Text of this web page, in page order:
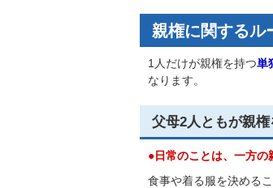
親権に関するル
1人だけが親権を持つ単
なります。
父母2人ともが親
●日常のことは、一方の
食事や着る服を決める